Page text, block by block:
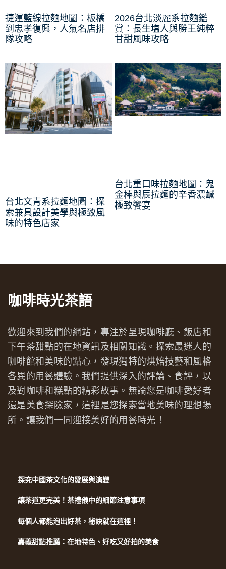
捷運藍線拉麵地圖：板橋
到忠孝復興，人氣名店排
隊攻略
2026台北淡麗系拉麵鑑
賞：長生塩人與勝王純粹
甘甜風味攻略
台北文青系拉麵地圖：探
索兼具設計美學與極致風
味的特色店家
台北重口味拉麵地圖：鬼
金棒與辰拉麵的辛香濃鹹
極致饗宴
咖啡時光茶語
歡迎來到我們的網站，專注於呈現咖啡廳、飯店和
下午茶甜點的在地資訊及相關知識。探索最迷人的
咖啡館和美味的點心，發現獨特的烘焙技藝和風格
各異的用餐體驗。我們提供深入的評論、食評，以
及對咖啡和糕點的精彩故事。無論您是咖啡愛好者
還是美食探險家，這裡是您探索當地美味的理想場
所。讓我們一同迎接美好的用餐時光！
探究中國茶文化的發展與演變
讓茶道更完美！茶禮儀中的細節注意事項
每個人都能泡出好茶，秘訣就在這裡！
嘉義甜點推薦：在地特色、好吃又好拍的美食